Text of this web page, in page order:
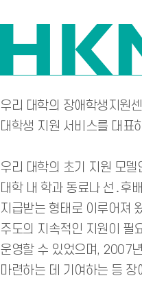
우리 대학의 장애학생지원
대학생 지원 서비스를 대표
우리 대학의 초기 지원 모델
대학 내 학과 동료나 선․후
지급받는 형태로 이루어져
주도의 지속적인 지원이 필
운영할 수 있었으며, 2007년
마련하는 데 기여하는 등